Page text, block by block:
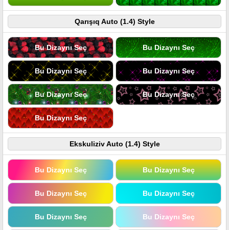
Qarışıq Auto (1.4) Style
Bu Dizaynı Seç Bu Dizaynı Seç
Bu Dizaynı Seç Bu Dizaynı Seç
Bu Dizaynı Seç Bu Dizaynı Seç
Bu Dizaynı Seç
Ekskuliziv Auto (1.4) Style
Bu Dizaynı Seç Bu Dizaynı Seç
Bu Dizaynı Seç Bu Dizaynı Seç
Bu Dizaynı Seç Bu Dizaynı Seç